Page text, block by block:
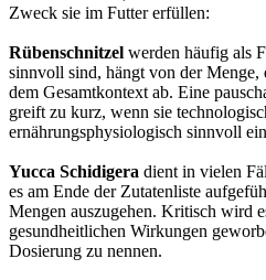
Zweck sie im Futter erfüllen:
Rübenschnitzel werden häufig als
sinnvoll sind, hängt von der Menge,
dem Gesamtkontext ab. Eine
greift zu kurz, wenn sie
ernährungsphysiologisch sinnvoll
Yucca Schidigera dient in vielen
es am Ende der Zutatenliste
Mengen auszugehen. Kritisch wird
gesundheitlichen Wirkungen
Dosierung zu nennen.